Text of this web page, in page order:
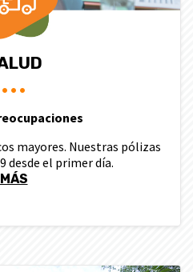
mayores. Nuestras pólizas
desde el primer día.
MÁS